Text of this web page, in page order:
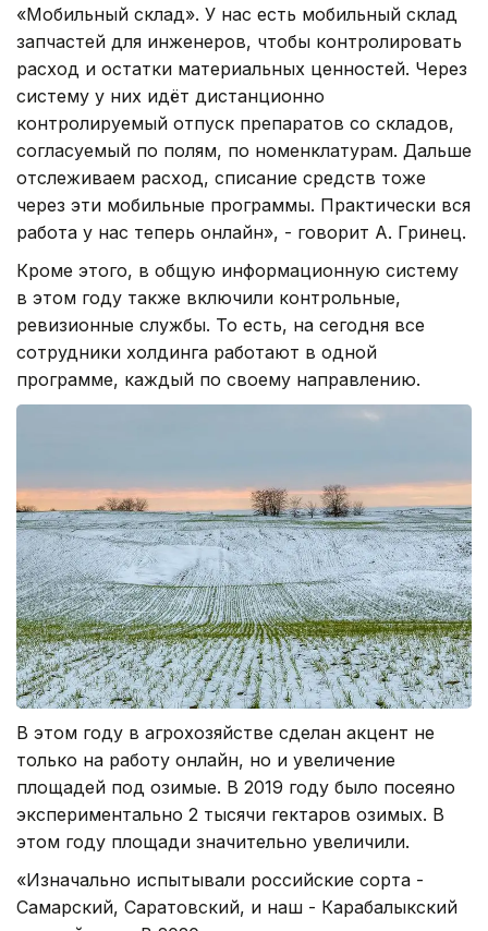
«Мобильный склад». У нас есть мобильный склад
запчастей для инженеров, чтобы контролировать
расход и остатки материальных ценностей. Через
систему у них идёт дистанционно
контролируемый отпуск препаратов со складов,
согласуемый по полям, по номенклатурам. Дальше
отслеживаем расход, списание средств тоже
через эти мобильные программы. Практически вся
работа у нас теперь онлайн», - говорит А. Гринец.
Кроме этого, в общую информационную систему
в этом году также включили контрольные,
ревизионные службы. То есть, на сегодня все
сотрудники холдинга работают в одной
программе, каждый по своему направлению.
В этом году в агрохозяйстве сделан акцент не
только на работу онлайн, но и увеличение
площадей под озимые. В 2019 году было посеяно
экспериментально 2 тысячи гектаров озимых. В
этом году площади значительно увеличили.
«Изначально испытывали российские сорта -
Самарский, Саратовский, и наш - Карабалыкский